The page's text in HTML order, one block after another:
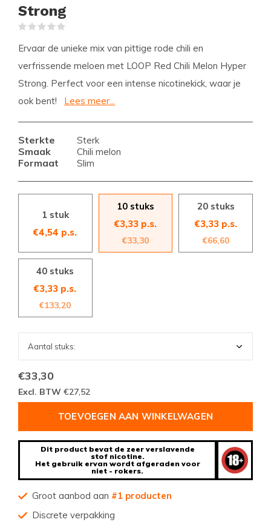
Strong
Ervaar de unieke mix van pittige rode chili en
verfrissende meloen met LOOP Red Chili Melon Hyper
Strong. Perfect voor een intense nicotinekick, waar je
ook bent!
Lees meer...
Sterkte Sterk
Smaak Chili melon
Formaat Slim
1 stuk
€4,54 p.s.
10 stuks
€3,33 p.s.
€33,30
20 stuks
€3,33 p.s.
€66,60
40 stuks
€3,33 p.s.
€133,20
€33,30
Excl. BTW €27,52
TOEVOEGEN AAN WINKELWAGEN
Dit product bevat de zeer verslavende
stof nicotine.
Het gebruik ervan wordt afgeraden voor
niet - rokers.
Groot aanbod aan #1 producten
Discrete verpakking